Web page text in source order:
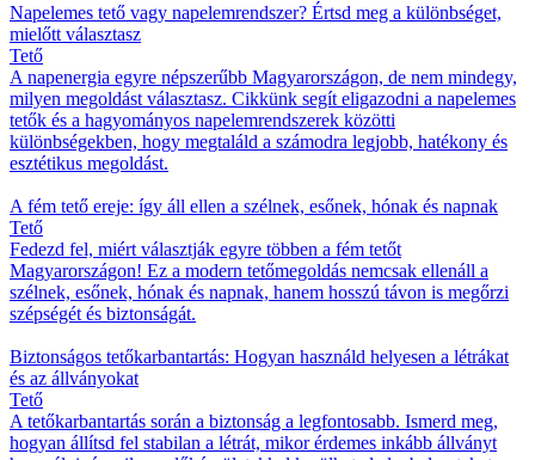
Napelemes tető vagy napelemrendszer? Értsd meg a különbséget,
mielőtt választasz
Tető
A napenergia egyre népszerűbb Magyarországon, de nem mindegy,
milyen megoldást választasz. Cikkünk segít eligazodni a napelemes
tetők és a hagyományos napelemrendszerek közötti
különbségekben, hogy megtaláld a számodra legjobb, hatékony és
esztétikus megoldást.
A fém tető ereje: így áll ellen a szélnek, esőnek, hónak és napnak
Tető
Fedezd fel, miért választják egyre többen a fém tetőt
Magyarországon! Ez a modern tetőmegoldás nemcsak ellenáll a
szélnek, esőnek, hónak és napnak, hanem hosszú távon is megőrzi
szépségét és biztonságát.
Biztonságos tetőkarbantartás: Hogyan használd helyesen a létrákat
és az állványokat
Tető
A tetőkarbantartás során a biztonság a legfontosabb. Ismerd meg,
hogyan állítsd fel stabilan a létrát, mikor érdemes inkább állványt